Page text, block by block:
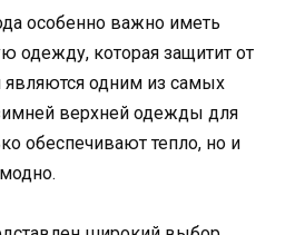
особенно важно иметь
одежду, которая защитит от
одним из самых
верхней одежды для
обеспечивают тепло, но и